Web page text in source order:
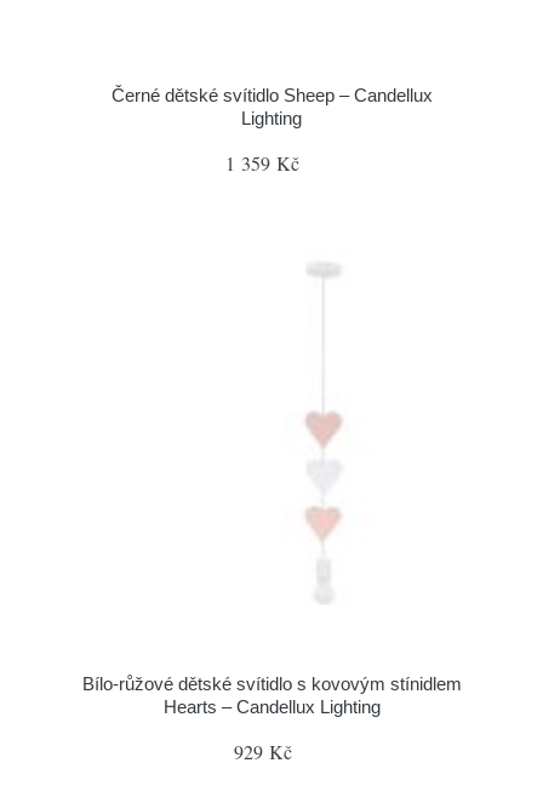
Černé dětské svítidlo Sheep – Candellux
Lighting
1 359 Kč
Bílo-růžové dětské svítidlo s kovovým stínidlem
Hearts – Candellux Lighting
929 Kč